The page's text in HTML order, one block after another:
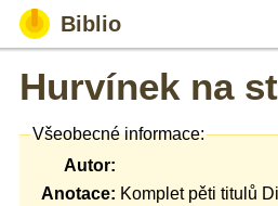
Biblio
Hurvínek na
Všeobecné informace:
Autor:
Anotace: Komplet pěti titulů